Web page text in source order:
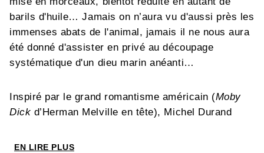
barils d'huile… Jamais on n’aura vu d'aussi près les
immenses abats de l'animal, jamais il ne nous aura
été donné d'assister en privé au découpage
systématique d'un dieu marin anéanti…
Inspiré par le grand romantisme américain (Moby
Dick d’Herman Melville en tête), Michel Durand
répulsion pour cette période de chasse à la baleine
EN LIRE PLUS